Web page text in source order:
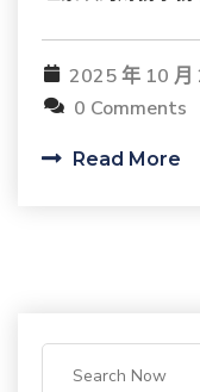
2025 年 10 月
0 Comments
Read More